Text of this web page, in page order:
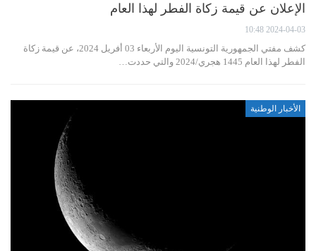
الإعلان عن قيمة زكاة الفطر لهذا العام
2024-04-03 10:48
كشف مفتي الجمهورية التونسية اليوم الأربعاء 03 أفريل 2024، عن قيمة زكاة
الفطر لهذا العام 1445 هجري/2024 والتي حددت…
الأخبار الوطنية